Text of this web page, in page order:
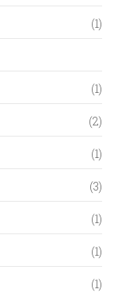
(1)
(1)
(2)
(1)
(3)
(1)
(1)
(1)